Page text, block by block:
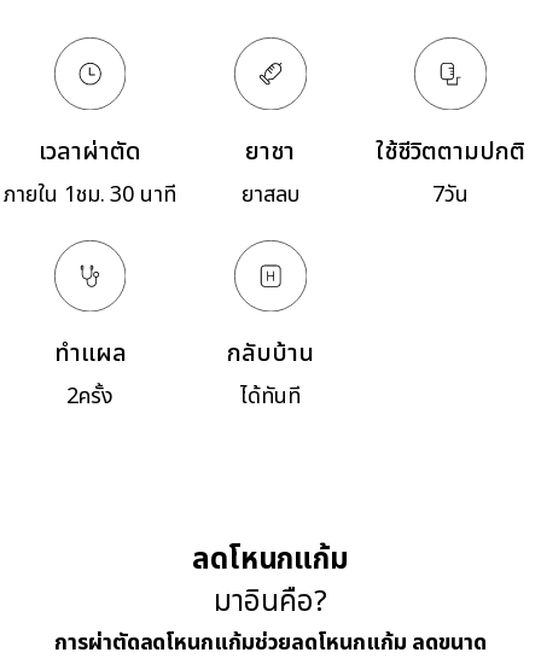
เวลาผ่าตัด
ภายใน 1ชม. 30 นาที
ยาชา
ยาสลบ
ใช้ชีวิตตามปกติ
7วัน
ทำแผล
2ครั้ง
กลับบ้าน
ได้ทันที
ลดโหนกแก้ม
มาอินคือ?
การผ่าตัดลดโหนกแก้มช่วยลดโหนกแก้ม ลดขนาด